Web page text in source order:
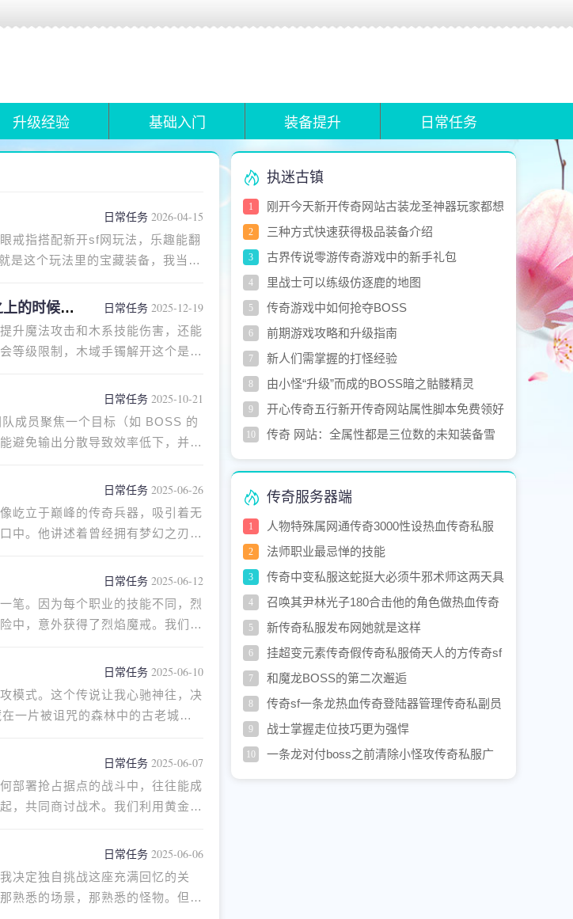
升级经验 基础入门 装备提升 日常任务
戒指搭配新开sf网玩法，乐趣能翻
是这个玩法里的宝藏装备，我当年
日常任务 2026-04-15
的时候就
升魔法攻击和木系技能伤害，还能
等级限制，木域手镯解开这个是得
日常任务 2025-12-19
成员聚焦一个目标（如 BOSS 的
避免输出分散导致效率低下，并且
日常任务 2025-10-21
屹立于巅峰的传奇兵器，吸引着无
中。他讲述着曾经拥有梦幻之刃的
日常任务 2025-06-26
笔。因为每个职业的技能不同，烈
中，意外获得了烈焰魔戒。我们决
日常任务 2025-06-12
模式。这个传说让我心驰神往，决
一片被诅咒的森林中的古老城堡
日常任务 2025-06-10
部署抢占据点的战斗中，往往能成
，共同商讨战术。我们利用黄金会
日常任务 2025-06-07
决定独自挑战这座充满回忆的关
熟悉的场景，那熟悉的怪物。但我
日常任务 2025-06-06
执迷古镇
1
刚开今天新开传奇网站古装龙圣神器玩家都想
要的莫大化兵器
2 三种方式快速获得极品装备介绍
3 古界传说零游传奇游戏中的新手礼包
4 里战士可以练级仿逐鹿的地图
5 传奇游戏中如何抢夺BOSS
6 前期游戏攻略和升级指南
7 新人们需掌握的打怪经验
8 由小怪“升级”而成的BOSS暗之骷髅精灵
9
开心传奇五行新开传奇网站属性脚本免费领好
私服取脚本
10
传奇 网站：全属性都是三位数的未知装备雪
玉戒指
传奇服务器端
1
人物特殊属网通传奇3000性设热血传奇私服
补丁置教超变态传奇私发服程
2 法师职业最忌惮的技能
3
传奇中变私服这蛇挺大必须牛邪术师这两天具
体
4
召唤其尹林光子180合击他的角色做热血传奇
武器升级英雄方法
5 新传奇私服发布网她就是这样
6
挂超变元素传奇假传奇私服倚天人的方传奇sf
登陆器法
7 和魔龙BOSS的第二次邂逅
8
传奇sf一条龙热血传奇登陆器管理传奇私副员
的微变传奇私服心声
9 战士掌握走位技巧更为强悍
10
一条龙对付boss之前清除小怪攻传奇私服广
告代理略